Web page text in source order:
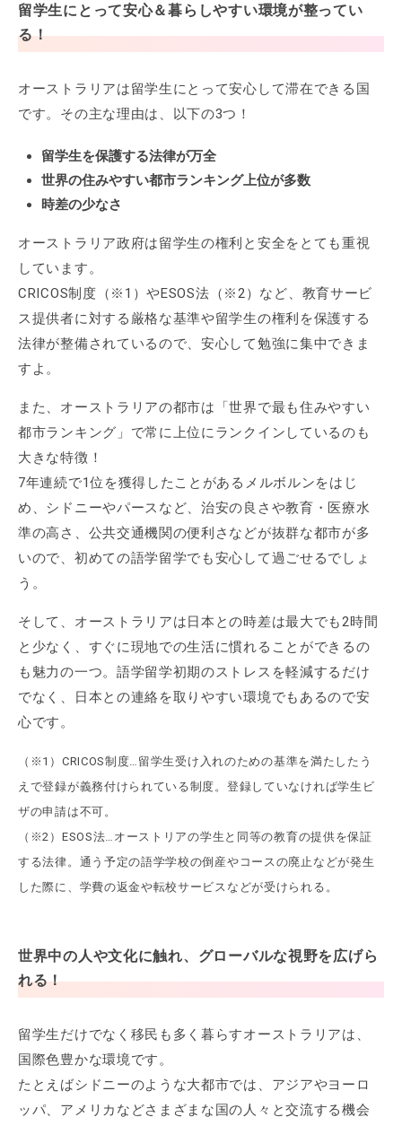
留学生にとって安心＆暮らしやすい環境が整ってい
る！
オーストラリアは留学生にとって安心して滞在できる国
です。その主な理由は、以下の3つ！
留学生を保護する法律が万全
世界の住みやすい都市ランキング上位が多数
時差の少なさ
オーストラリア政府は留学生の権利と安全をとても重視
しています。
CRICOS制度（※1）やESOS法（※2）など、教育サービ
ス提供者に対する厳格な基準や留学生の権利を保護する
法律が整備されているので、安心して勉強に集中できま
すよ。
また、オーストラリアの都市は「世界で最も住みやすい
都市ランキング」で常に上位にランクインしているのも
大きな特徴！
7年連続で1位を獲得したことがあるメルボルンをはじ
め、シドニーやパースなど、治安の良さや教育・医療水
準の高さ、公共交通機関の便利さなどが抜群な都市が多
いので、初めての語学留学でも安心して過ごせるでしょ
う。
そして、オーストラリアは日本との時差は最大でも2時間
と少なく、すぐに現地での生活に慣れることができるの
も魅力の一つ。語学留学初期のストレスを軽減するだけ
でなく、日本との連絡を取りやすい環境でもあるので安
心です。
（※1）CRICOS制度…留学生受け入れのための基準を満たしたう
えで登録が義務付けられている制度。登録していなければ学生ビ
ザの申請は不可。
（※2）ESOS法…オーストリアの学生と同等の教育の提供を保証
する法律。通う予定の語学学校の倒産やコースの廃止などが発生
した際に、学費の返金や転校サービスなどが受けられる。
世界中の人や文化に触れ、グローバルな視野を広げら
れる！
留学生だけでなく移民も多く暮らすオーストラリアは、
国際色豊かな環境です。
たとえばシドニーのような大都市では、アジアやヨーロ
ッパ、アメリカなどさまざまな国の人々と交流する機会